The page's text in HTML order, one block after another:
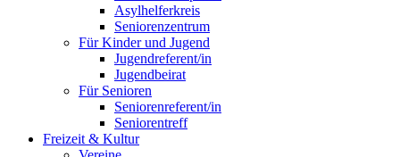
Asylhelferkreis
Seniorenzentrum
Für Kinder und Jugend
Jugendreferent/in
Jugendbeirat
Für Senioren
Seniorenreferent/in
Seniorentreff
Freizeit & Kultur